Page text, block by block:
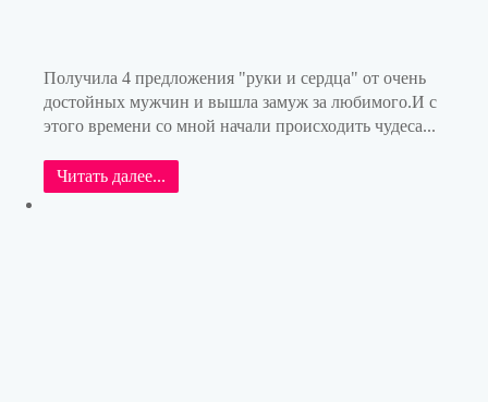
Получила 4 предложения "руки и сердца" от очень
достойных мужчин и вышла замуж за любимого.И с
этого времени со мной начали происходить чудеса...
Читать далее...